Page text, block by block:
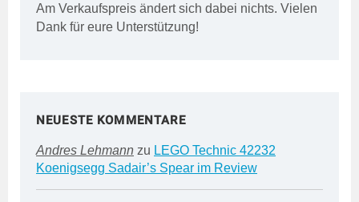
Am Verkaufspreis ändert sich dabei nichts. Vielen
Dank für eure Unterstützung!
NEUESTE KOMMENTARE
Andres Lehmann zu LEGO Technic 42232
Koenigsegg Sadair’s Spear im Review